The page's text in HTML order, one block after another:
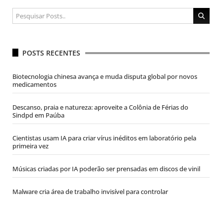
POSTS RECENTES
Biotecnologia chinesa avança e muda disputa global por novos
medicamentos
Descanso, praia e natureza: aproveite a Colônia de Férias do
Sindpd em Paúba
Cientistas usam IA para criar vírus inéditos em laboratório pela
primeira vez
Músicas criadas por IA poderão ser prensadas em discos de vinil
Malware cria área de trabalho invisível para controlar